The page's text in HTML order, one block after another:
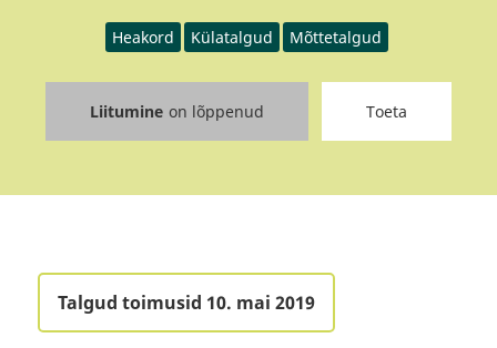
Heakord Külatalgud Mõttetalgud
Liitumine on lõppenud Toeta
Talgud toimusid 10. mai 2019